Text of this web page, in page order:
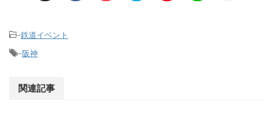
-鉄道イベント
-阪神
関連記事